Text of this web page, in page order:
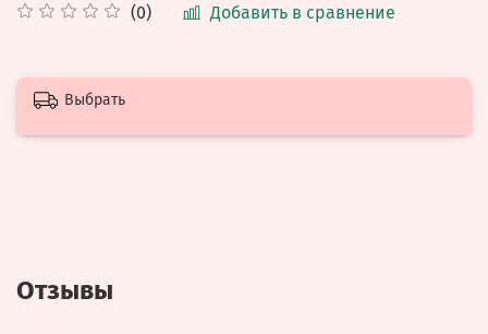
(0) Добавить в сравнение
Выбрать
Отзывы